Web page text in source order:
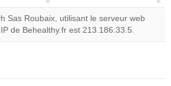
correctly.
Do you
own this
OK
Sas Roubaix, utilisant le serveur web
de Behealthy.fr est 213.186.33.5.